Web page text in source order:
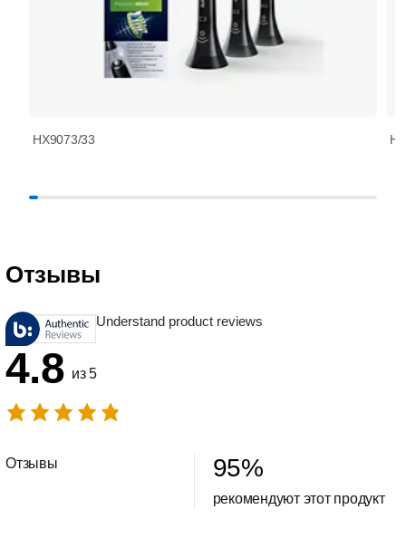
HX9073/33
Отзывы
Understand product reviews
4.8 из 5
Отзывы 95%
рекомендуют этот продукт